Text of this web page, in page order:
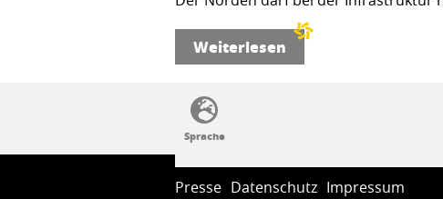
Weiterlesen
SSW-Politik von A bis Z
Presse Datenschutz Impressum